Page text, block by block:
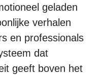
geladen
verhalen
en professionals
dat
geeft boven het